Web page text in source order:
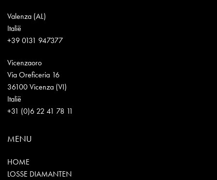
Valenza (AL)
Italië
+39 0131 947377
Vicenzaoro
Via Oreficeria 16
36100 Vicenza (VI)
Italië
+31 (0)6 22 41 78 11
MENU
HOME
LOSSE DIAMANTEN